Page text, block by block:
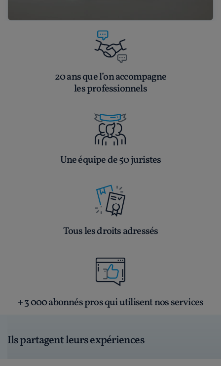
20 ans que l’on accompagne
les professionnels
Une équipe de 50 juristes
Tous les droits adressés
+ 3 000 abonnés pros qui utilisent nos services
Ils partagent leurs expériences